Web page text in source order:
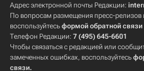
Адрес электронной почты Редакции:
По вопросам размещения пресс-релизов
воспользуйтесьформой обратной связи
Телефон Редакции: 7 (495) 645-6601
Чтобы связаться с редакцией или
замеченных ошибках, воспользуйтесь
связи.